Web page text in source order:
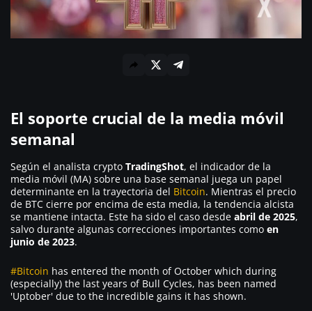
El soporte crucial de la media móvil
semanal
Según el analista crypto TradingShot, el indicador de la
media móvil (MA) sobre una base semanal juega un papel
determinante en la trayectoria del Bitcoin. Mientras el precio
de BTC cierre por encima de esta media, la tendencia alcista
se mantiene intacta. Este ha sido el caso desde abril de 2025,
salvo durante algunas correcciones importantes como en
junio de 2023.
#Bitcoin has entered the month of October which during
(especially) the last years of Bull Cycles, has been named
'Uptober' due to the incredible gains it has shown.